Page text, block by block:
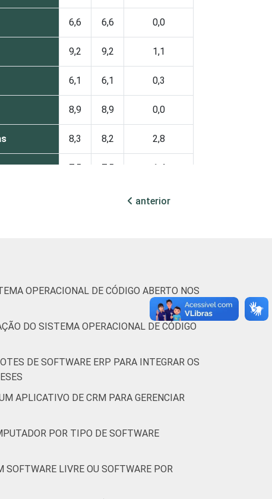
6,6 6,6 0,0
9,2 9,2 1,1
6,1 6,1 0,3
8,9 8,9 0,0
8,3 8,2 2,8
7,5 7,5 1,4
1,4
0,0
ou mais pessoas ocupadas, que
Respostas estimuladas. Dados
anterior
OPERACIONAL DE CÓDIGO ABERTO NOS
DO SISTEMA OPERACIONAL DE CÓDIGO
DE SOFTWARE ERP PARA INTEGRAR OS
APLICATIVO DE CRM PARA GERENCIAR
POR TIPO DE SOFTWARE
SOFTWARE LIVRE OU SOFTWARE POR